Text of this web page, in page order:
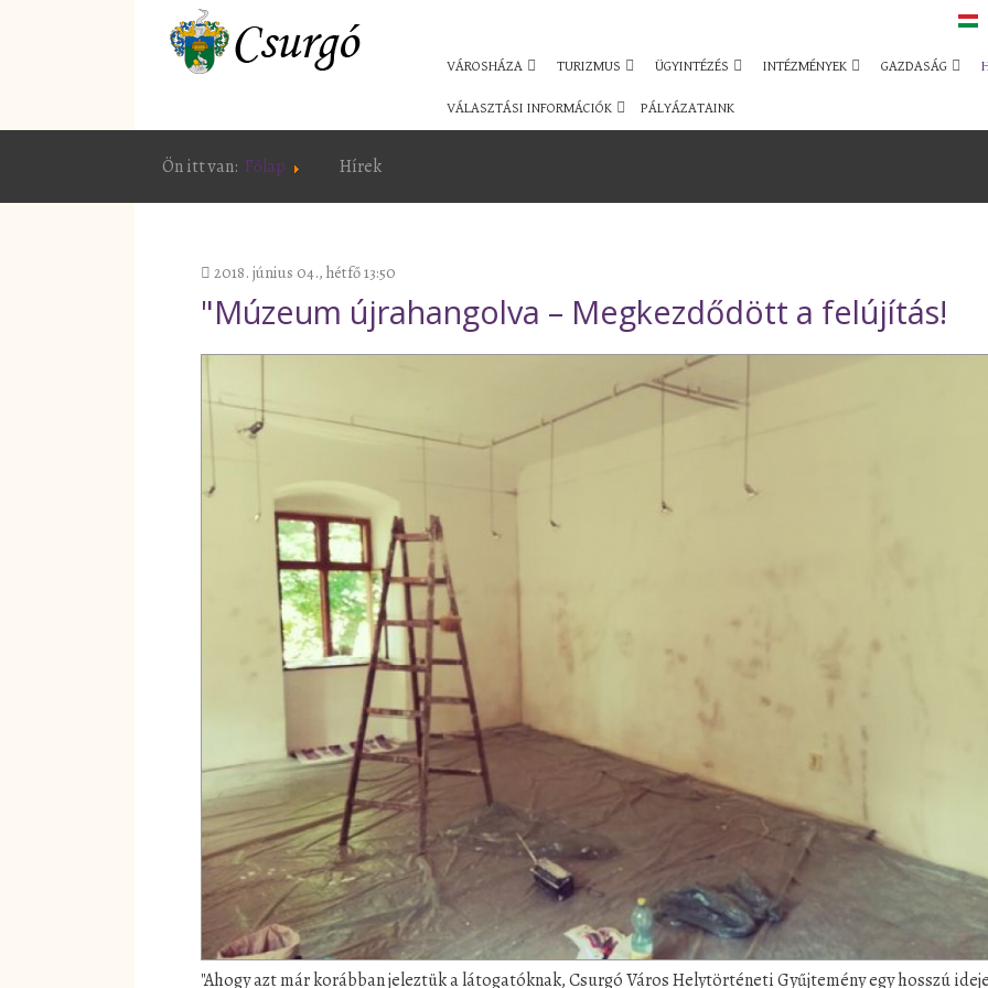
VÁROSHÁZA TURIZMUS ÜGYINTÉZÉS INTÉZMÉNYEK GAZDASÁG
VÁLASZTÁSI INFORMÁCIÓK PÁLYÁZATAINK
Ön itt van: Főlap Hírek
2018. június 04., hétfő 13:50
"Múzeum újrahangolva – Megkezdődött a felújítás!
"Ahogy azt már korábban jeleztük a látogatóknak, Csurgó Város Helytörténeti Gyűjtemény egy hosszú